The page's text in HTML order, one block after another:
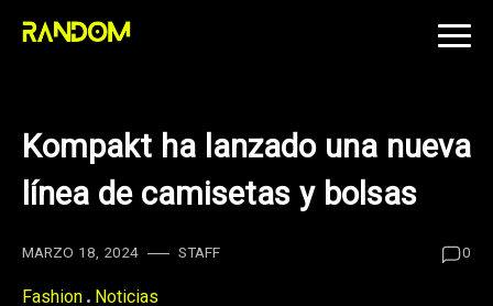
Skip
Kompakt ha lanzado una nueva
línea de camisetas y bolsas
MARZO 18, 2024 STAFF 0
Fashion Noticias